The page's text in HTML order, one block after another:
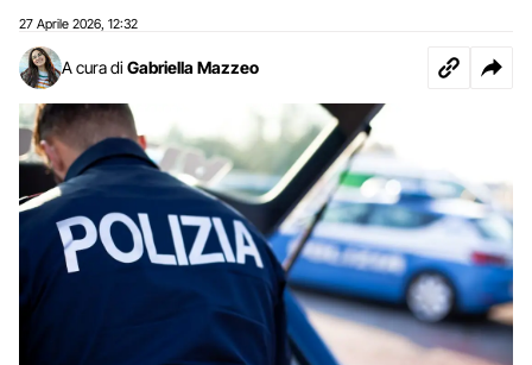
27 Aprile 2026 12:32
A cura di Gabriella Mazzeo